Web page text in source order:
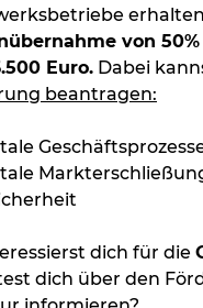
von 50%
Euro. Dabei
beantragen:
dich für die
dich über den